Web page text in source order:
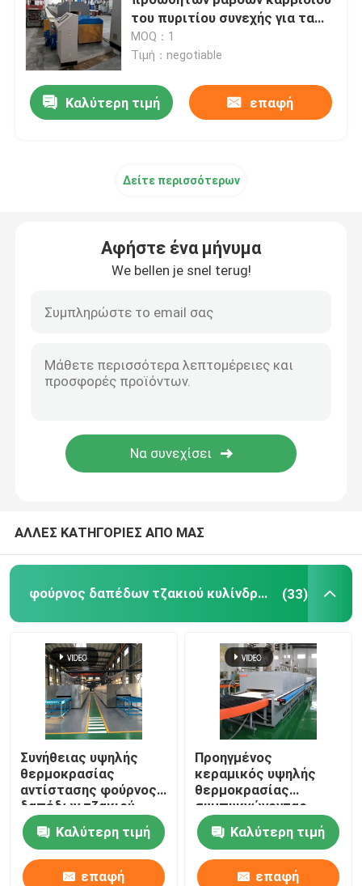
φούρνος ζωνών πλέγματος
Φούρνος τύπων παραθύρων
κλίβανος σηράγγων
φούρνος καροτσακιών
κενός φούρνος
κλίβανος δαπέδων τζακιού κυλίνδρων
Έπιπλα κλιβάνων
κεραμικός κλίβανος
συμπυκνώνοντας φούρνος
Υλικός φούρνος ανόδων και καθόδων
του πυριτίου συνεχής για τα
κεραμικά φίλτρα
MOQ：1
Τιμή：negotiable
Καλύτερη τιμή επαφή
Δείτε περισσότερων
Αφήστε ένα μήνυμα
We bellen je snel terug!
ΑΛΛΕΣ ΚΑΤΗΓΟΡΙΕΣ ΑΠΟ ΜΑΣ
φούρνος δαπέδων τζακιού κυλίνδρων (33)
Συνήθειας υψηλής
θερμοκρασίας
αντίστασης φούρνος
δαπέδων τζακιού
καλωδίων
περιστροφικός για τη
συμπύκνωση υλικών
μπαταριών λίθιου
Καλύτερη τιμή
επαφή
Προηγμένος
κεραμικός υψηλής
θερμοκρασίας
συμπυκνώνοντας
φούρνος φούρνων
δαπέδων τζακιού
κυλίνδρων υλικών
Καλύτερη τιμή
επαφή